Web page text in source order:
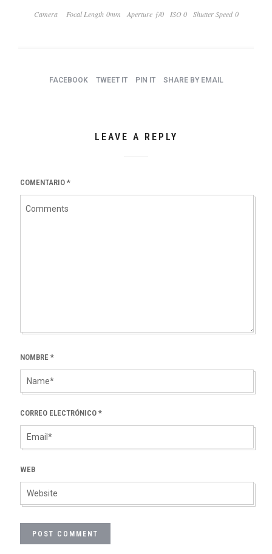
Camera Focal Length 0mm Aperture ƒ/0 ISO 0 Shutter Speed 0
FACEBOOK TWEET IT PIN IT SHARE BY EMAIL
LEAVE A REPLY
COMENTARIO *
NOMBRE *
CORREO ELECTRÓNICO *
WEB